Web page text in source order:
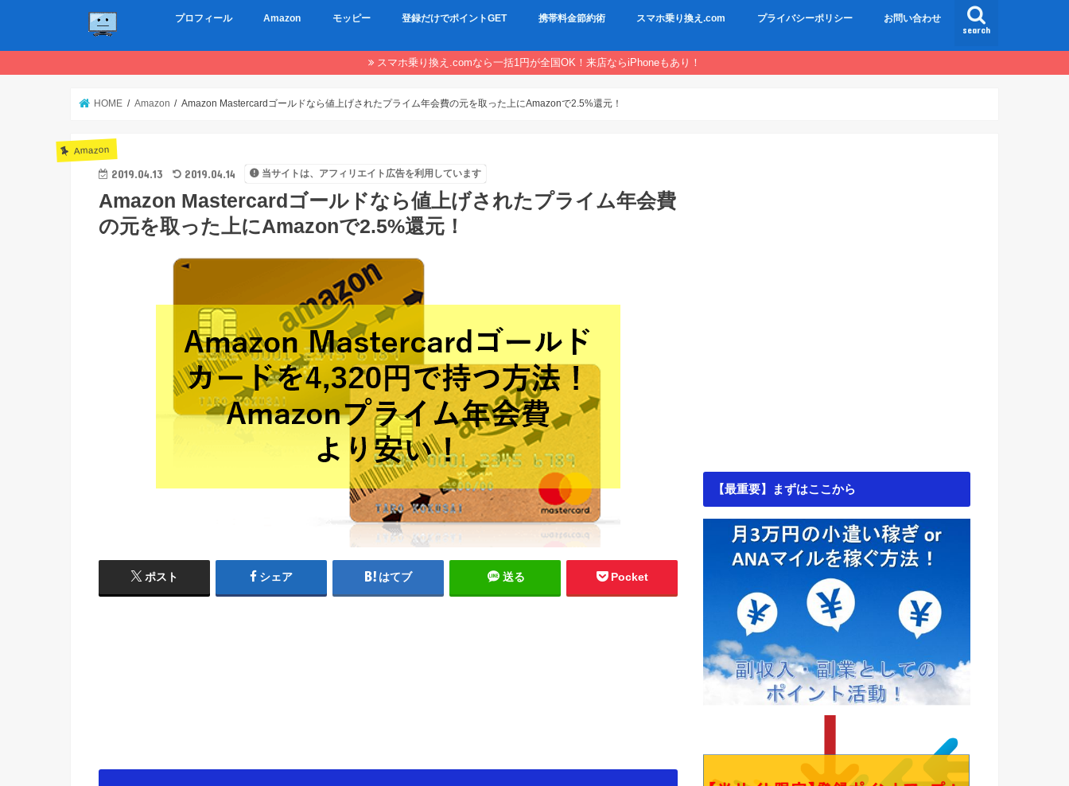
search
プロフィール Amazon モッピー 登録だけでポイントGET 携帯料金節約術 スマホ乗り換え.com プライバシーポリシー お問い合わせ
スマホ乗り換え.comなら一括1円が全国OK！来店ならiPhoneもあり！
HOME Amazon Amazon Mastercardゴールドなら値上げされたプライム年会費の元を取った上にAmazonで2.5%還元！
Amazon
2019.04.13 2019.04.14 当サイトは、アフィリエイト広告を利用しています
Amazon Mastercardゴールドなら値上げされたプライム年会費
の元を取った上にAmazonで2.5%還元！
ポスト シェア はてブ 送る Pocket
【最重要】まずはここから